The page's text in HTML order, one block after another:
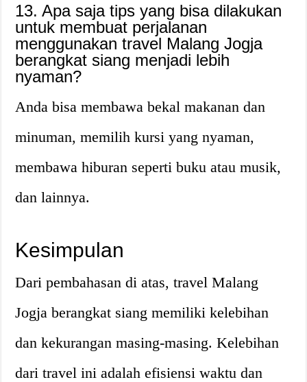
13. Apa saja tips yang bisa dilakukan
untuk membuat perjalanan
menggunakan travel Malang Jogja
berangkat siang menjadi lebih
nyaman?
Anda bisa membawa bekal makanan dan
minuman, memilih kursi yang nyaman,
membawa hiburan seperti buku atau musik,
dan lainnya.
Kesimpulan
Dari pembahasan di atas, travel Malang
Jogja berangkat siang memiliki kelebihan
dan kekurangan masing-masing. Kelebihan
dari travel ini adalah efisiensi waktu dan